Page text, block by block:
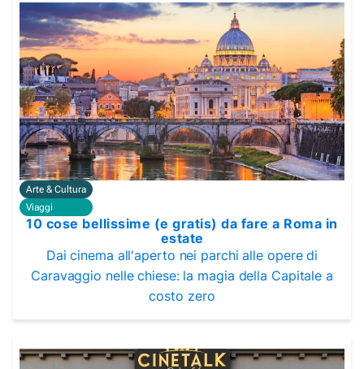
Arte & Cultura
Viaggi
10 cose bellissime (e gratis) da fare a Roma in
estate
Dai cinema all'aperto nei parchi alle opere di
Caravaggio nelle chiese: la magia della Capitale a
costo zero